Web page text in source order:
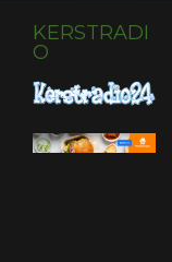
KERSTRADI
O